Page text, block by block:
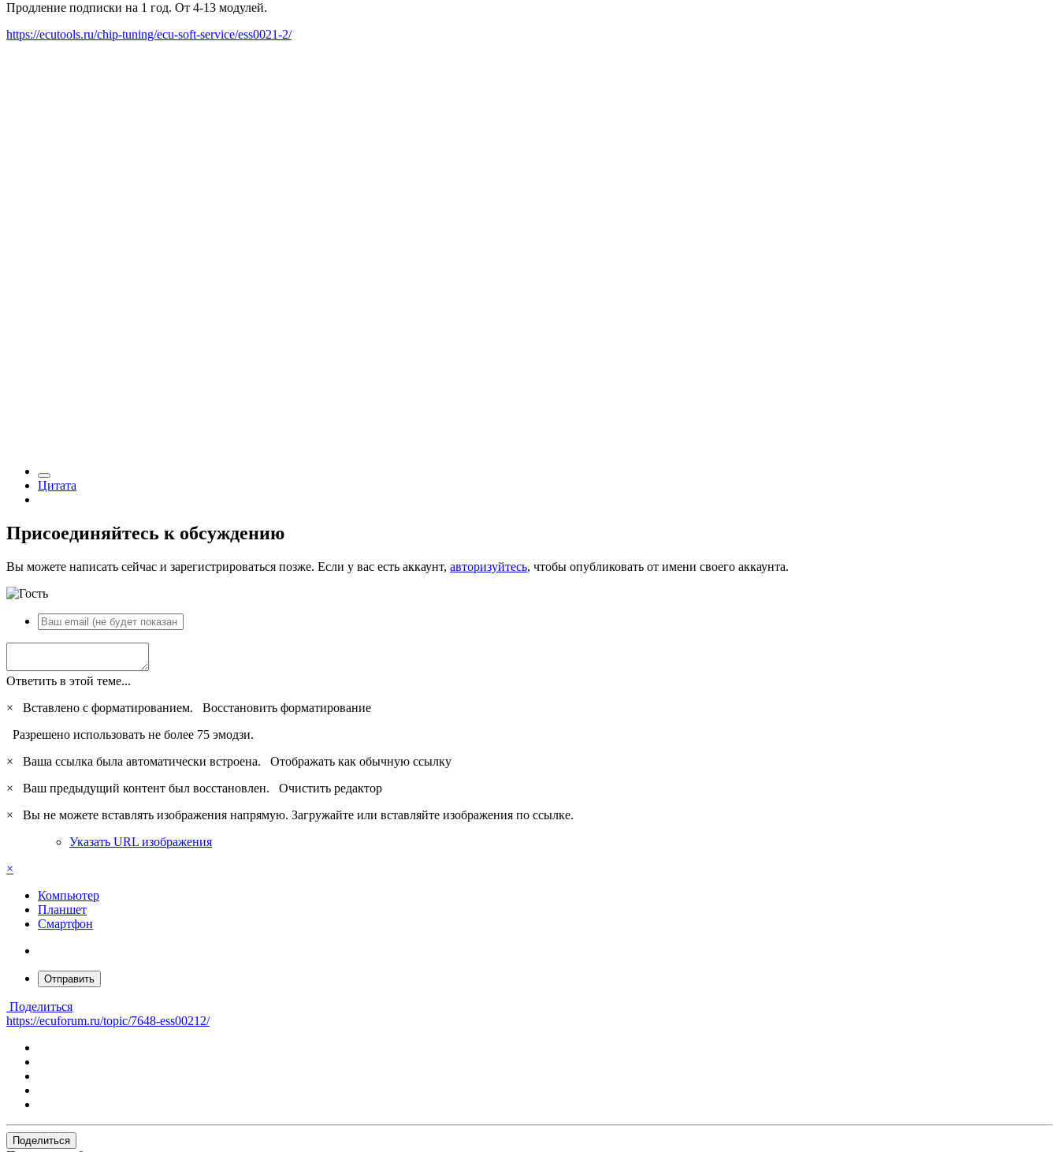
Продление подписки на 1 год. От 4-13 модулей.
https://ecutools.ru/chip-tuning/ecu-soft-service/ess0021-2/
Цитата
Присоединяйтесь к обсуждению
Вы можете написать сейчас и зарегистрироваться позже. Если у вас есть аккаунт, авторизуйтесь, чтобы опубликовать от имени своего аккаунта.
Ответить в этой теме...
×
Вставлено с форматированием. Восстановить форматирование
Разрешено использовать не более 75 эмодзи.
×
Ваша ссылка была автоматически встроена. Отображать как обычную ссылку
×
Ваш предыдущий контент был восстановлен. Очистить редактор
×
Вы не можете вставлять изображения напрямую. Загружайте или вставляйте изображения по ссылке.
Указать URL изображения
×
Компьютер
Планшет
Смартфон
Отправить
Поделиться
https://ecuforum.ru/topic/7648-ess00212/
Поделиться